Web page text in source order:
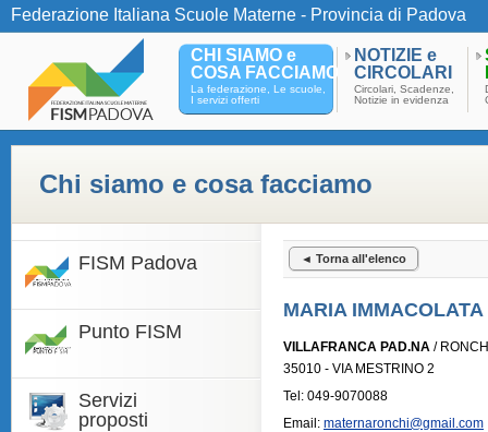
Federazione Italiana Scuole Materne - Provincia di Padova
CHI SIAMO e
COSA FACCIAMO
La federazione, Le scuole,
I servizi offerti
NOTIZIE e
CIRCOLARI
Circolari, Scadenze,
Notizie in evidenza
Chi siamo e cosa facciamo
FISM Padova
Punto FISM
Servizi
proposti
◄ Torna all'elenco
MARIA IMMACOLATA
VILLAFRANCA PAD.NA /
35010 - VIA MESTRINO 2
Tel: 049-9070088
Email: maternaronchi@gmail.com